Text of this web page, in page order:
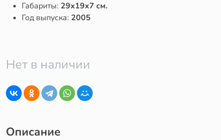
Габариты: 29x19x7 см.
Год выпуска: 2005
Нет в наличии
Описание